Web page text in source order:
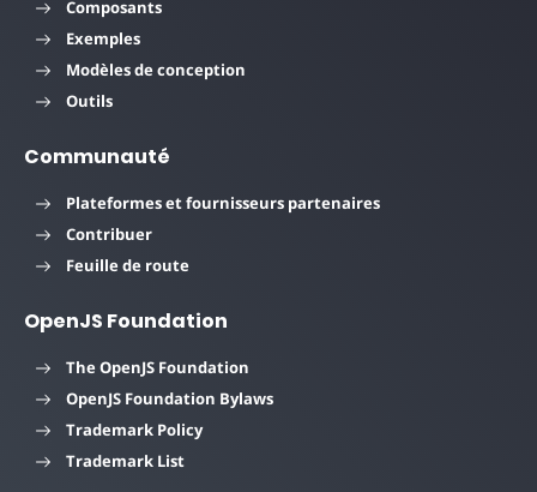
Composants
Exemples
Modèles de conception
Outils
Communauté
Plateformes et fournisseurs partenaires
Contribuer
Feuille de route
OpenJS Foundation
The OpenJS Foundation
OpenJS Foundation Bylaws
Trademark Policy
Trademark List